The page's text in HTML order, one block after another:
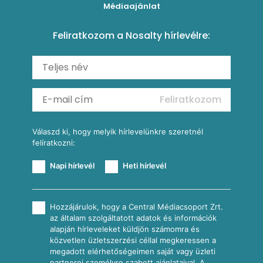
Carbonara
Shakshuka
Ratatouille
Mexikói húsleves kukorica salsával
Almás-kéksajtos kukoricasaláta
Köretek
Reggeli receptek
Médiaajánlat
Feliratkozom a Nosalty hírlevélre:
Feliratkozom
Válaszd ki, hogy melyik hírlevelünkre szeretnél
felíratkozni:
Napi hírlevél Heti hírlevél
Hozzájárulok, hogy a Central Médiacsoport Zrt.
az általam szolgáltatott adatok és információk
alapján hírleveleket küldjön számomra és
közvetlen üzletszerzési céllal megkeressen a
megadott elérhetőségeimen saját vagy üzleti